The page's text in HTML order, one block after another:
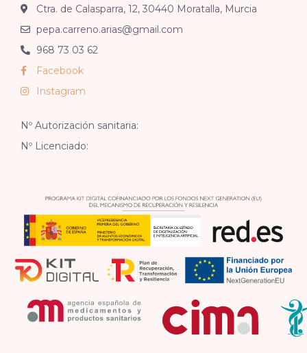
Ctra. de Calasparra, 12, 30440 Moratalla, Murcia
pepa.carreno.arias@gmail.com
968 73 03 62
Facebook
Instagram
Nº Autorización sanitaria:
Nº Licenciado: